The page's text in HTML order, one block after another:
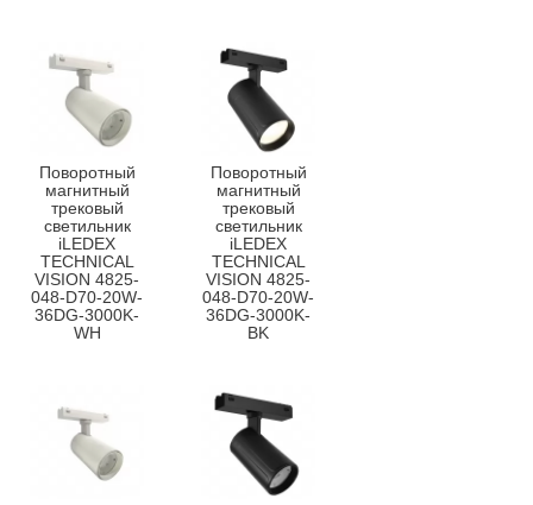
Поворотный
магнитный
трековый
светильник
iLEDEX
TECHNICAL
VISION 4825-
048-D70-20W-
36DG-3000K-
WH
Поворотный
магнитный
трековый
светильник
iLEDEX
TECHNICAL
VISION 4825-
048-D70-20W-
36DG-3000K-
BK